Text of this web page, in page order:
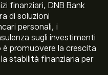
finanziari, DNB Bank
di soluzioni
personali, i
sugli investimenti
promuovere la crescita
stabilità finanziaria per